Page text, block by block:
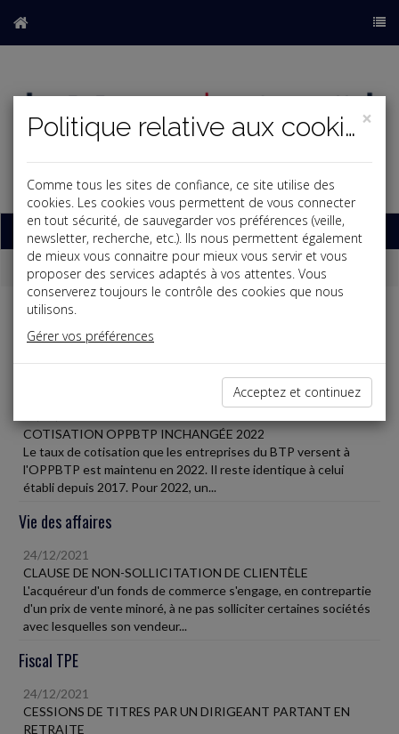
Base documentaire
Dépêches
Liste des dernières dépêches
COTISATION OPPBTP INCHANGÉE 2022
Le taux de cotisation que les entreprises du BTP versent à
l'OPPBTP est maintenu en 2022. Il reste identique à celui
établi depuis 2017. Pour 2022, un...
Vie des affaires
24/12/2021
CLAUSE DE NON-SOLLICITATION DE CLIENTÈLE
L'acquéreur d'un fonds de commerce s'engage, en contrepartie
d'un prix de vente minoré, à ne pas solliciter certaines sociétés
avec lesquelles son vendeur...
Fiscal TPE
24/12/2021
CESSIONS DE TITRES PAR UN DIRIGEANT PARTANT EN
RETRAITE
×
Politique relative aux cookies
Comme tous les sites de confiance, ce site utilise des
cookies. Les cookies vous permettent de vous connecter
en tout sécurité, de sauvegarder vos préférences (veille,
newsletter, recherche, etc.). Ils nous permettent également
de mieux vous connaitre pour mieux vous servir et vous
proposer des services adaptés à vos attentes. Vous
conserverez toujours le contrôle des cookies que nous
utilisons.
Gérer vos préférences
Acceptez et continuez